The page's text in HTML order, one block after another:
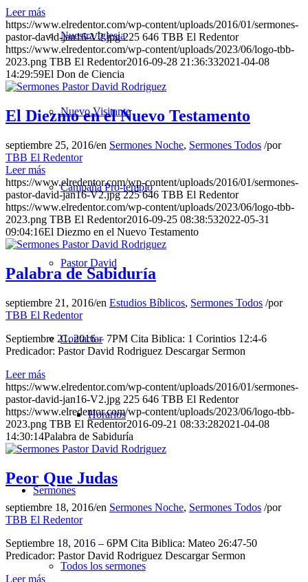
Nuestra Iglesia
Nuevo Visitante
Campaña Pro-templo
Pastor David
Contactar
Horarios
Sermones
Todos los sermones
Leer más
https://www.elredentor.com/wp-content/uploads/2016/01/sermones-
pastor-david-jan16-V2.jpg 225 646 TBB El Redentor
https://www.elredentor.com/wp-content/uploads/2023/06/logo-tbb-
2023.png TBB El Redentor2016-09-28 21:36:332021-04-08
14:29:59El Don de Ciencia
El Diezmo en el Nuevo Testamento
septiembre 25, 2016/en Sermones Noche, Sermones Todos /por
TBB El Redentor
Leer más
https://www.elredentor.com/wp-content/uploads/2016/01/sermones-
pastor-david-jan16-V2.jpg 225 646 TBB El Redentor
https://www.elredentor.com/wp-content/uploads/2023/06/logo-tbb-
2023.png TBB El Redentor2016-09-25 08:38:532022-05-31
09:04:16El Diezmo en el Nuevo Testamento
Palabra de Sabiduría
septiembre 21, 2016/en Estudios Bíblicos, Sermones Todos /por
TBB El Redentor
Septiembre 21, 2016 – 7PM Cita Biblica: 1 Corintios 12:4-6
Predicador: Pastor David Rodriguez Descargar Sermon
Leer más
https://www.elredentor.com/wp-content/uploads/2016/01/sermones-
pastor-david-jan16-V2.jpg 225 646 TBB El Redentor
https://www.elredentor.com/wp-content/uploads/2023/06/logo-tbb-
2023.png TBB El Redentor2016-09-21 08:33:282021-04-08
14:30:14Palabra de Sabiduría
Peor Que Judas
septiembre 18, 2016/en Sermones Noche, Sermones Todos /por
TBB El Redentor
Septiembre 18, 2016 – 6PM Cita Biblica: Mateo 26:47-50
Predicador: Pastor David Rodriguez Descargar Sermon
Leer más